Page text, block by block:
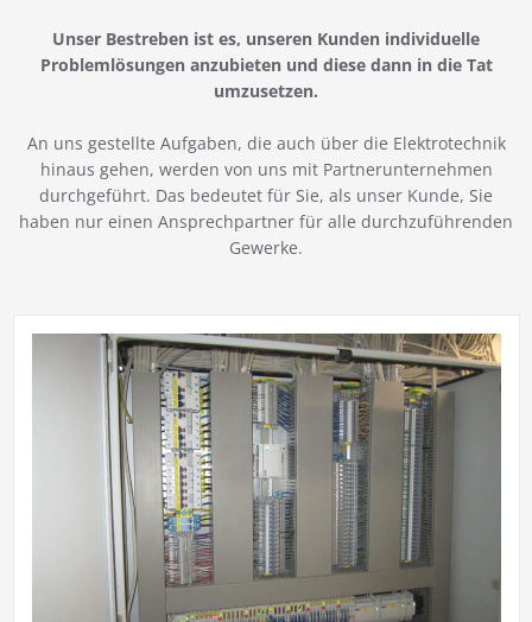
Unser Bestreben ist es, unseren Kunden individuelle
Problemlösungen anzubieten und diese dann in die Tat
umzusetzen.
An uns gestellte Aufgaben, die auch über die Elektrotechnik
hinaus gehen, werden von uns mit Partnerunternehmen
durchgeführt. Das bedeutet für Sie, als unser Kunde, Sie
haben nur einen Ansprechpartner für alle durchzuführenden
Gewerke.